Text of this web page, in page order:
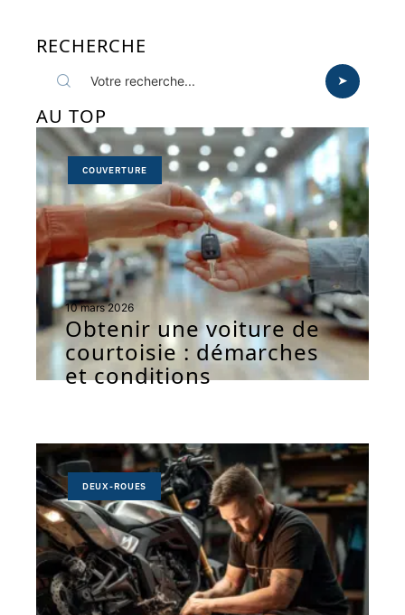
RECHERCHE
AU TOP
COUVERTURE
10 mars 2026
Obtenir une voiture de
courtoisie : démarches
et conditions
DEUX-ROUES